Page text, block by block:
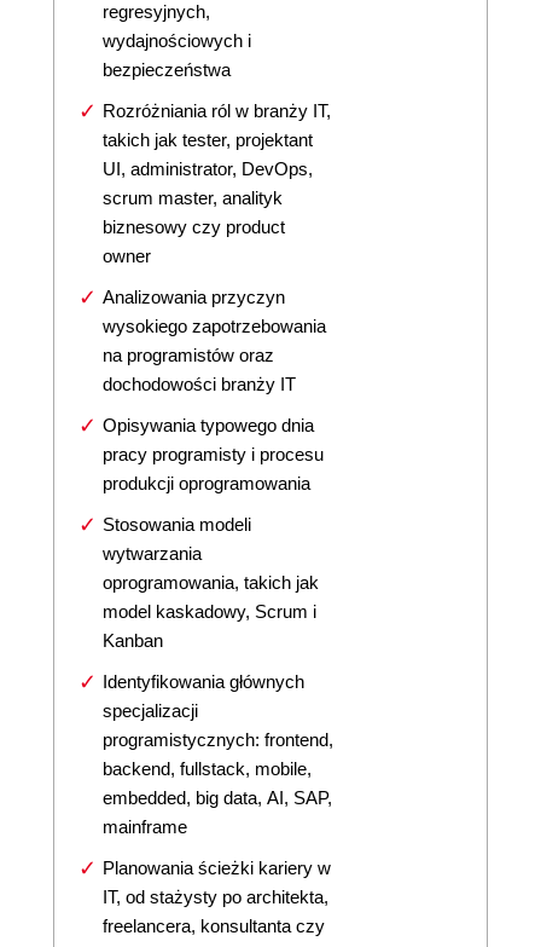
regresyjnych,
wydajnościowych i
bezpieczeństwa
Rozróżniania ról w branży IT,
takich jak tester, projektant
UI, administrator, DevOps,
scrum master, analityk
biznesowy czy product
owner
Analizowania przyczyn
wysokiego zapotrzebowania
na programistów oraz
dochodowości branży IT
Opisywania typowego dnia
pracy programisty i procesu
produkcji oprogramowania
Stosowania modeli
wytwarzania
oprogramowania, takich jak
model kaskadowy, Scrum i
Kanban
Identyfikowania głównych
specjalizacji
programistycznych: frontend,
backend, fullstack, mobile,
embedded, big data, AI, SAP,
mainframe
Planowania ścieżki kariery w
IT, od stażysty po architekta,
freelancera, konsultanta czy